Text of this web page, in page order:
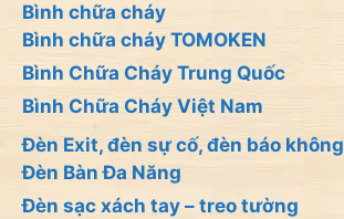
Bình chữa cháy
Bình chữa cháy TOMOKEN
Bình Chữa Cháy Trung Quốc
Bình Chữa Cháy Việt Nam
Đèn Exit, đèn sự cố, đèn báo không
Đèn Bàn Đa Năng
Đèn sạc xách tay – treo tường